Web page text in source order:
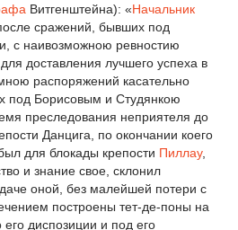
Витгенштейна): «Начальник
сражений, бывших под
с наивозможною ревностию
доставления лучшего успеха в
распоряжений касательно
под Борисовым и Студянкою
преследования неприятеля до
Данцига, по окончании коего
для блокады крепости Пиллау,
и знание свое, склонил
оной, без малейшей потери с
построены тет-де-поны на
диспозиции и под его